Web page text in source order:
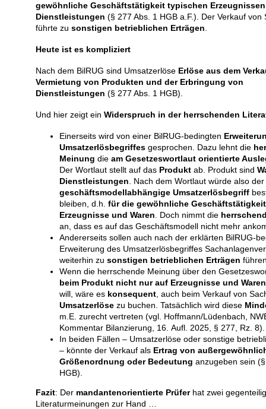
gewöhnliche Geschäftstätigkeit typischen
Dienstleistungen (§ 277 Abs. 1 HGB a.F.). Der Verkauf von
führte zu sonstigen betrieblichen Erträgen
Heute ist es kompliziert
Nach dem BilRUG sind Umsatzerlöse Erlöse aus dem
Vermietung von Produkten und der Erbringung von
Dienstleistungen (§ 277 Abs. 1 HGB).
Und hier zeigt ein Widerspruch in der herrschenden
Einerseits wird von einer BilRUG-bedingten
Umsatzerlösbegriffes gesprochen. Dazu lehnt die
Meinung die am Gesetzeswortlaut orientierte
Der Wortlaut stellt auf das Produkt ab. Produkt sind
Dienstleistungen . Nach dem Wortlaut würde also der
geschäftsmodellabhängige Umsatzerlösbegriff
bleiben, d.h. für die gewöhnliche
Erzeugnisse und Waren . Doch nimmt die
an, dass es auf das Geschäftsmodell nicht mehr
Andererseits sollen auch nach der erklärten BilRUG-
Erweiterung des Umsatzerlösbegriffes
weiterhin zu sonstigen betrieblichen Erträgen
Wenn die herrschende Meinung über den
beim Produkt nicht nur auf Erzeugnisse und
will, wäre es konsequent , auch beim Verkauf von
Umsatzerlöse zu buchen. Tatsächlich wird diese
m.E. zurecht vertreten (vgl. Hoffmann/Lüdenbach,
Kommentar Bilanzierung, 16. Aufl. 2025, § 277, Rz. 8).
In beiden Fällen – Umsatzerlöse oder sonstige
– könnte der Verkauf als Ertrag von
Größenordnung oder Bedeutung anzugeben sein
HGB).
Fazit: Der mandantenorientierte Prüferhat zwei
Literaturmeinungen zur Hand …